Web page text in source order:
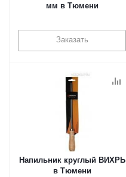
мм в Тюмени
Заказать
Напильник круглый ВИХРЬ
в Тюмени